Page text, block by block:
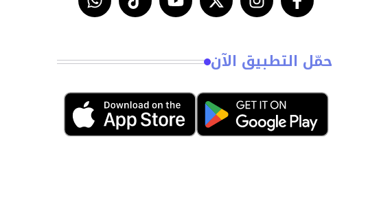
حمّل التطبيق الآن